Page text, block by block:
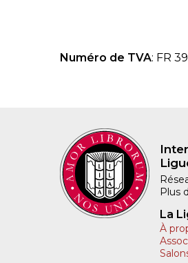
Numéro de TVA: FR
Plus
La
À